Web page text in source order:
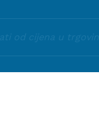
od cijena u trgovini.